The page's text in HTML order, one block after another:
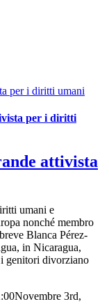
per i diritti umani
per i diritti
attivista
umani e
nonché membro
Blanca Pérez-
in Nicaragua,
genitori divorziano
Novembre 3rd,